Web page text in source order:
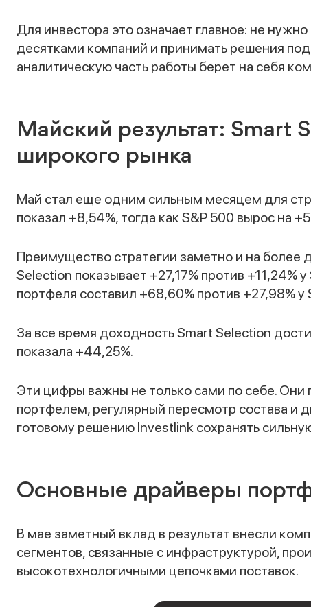
Для инвестора это означает главное: не
десятками компаний и принимать решения
аналитическую часть работы берет на себя
Майский результат: Smart
широкого рынка
Май стал еще одним сильным месяцем для
показал +8,54%, тогда как S&P 500 вырос на
Преимущество стратегии заметно и на более
Selection показывает +27,17% против +11,24%
портфеля составил +68,60% против +27,98% у
За все время доходность Smart Selection
показала +44,25%.
Эти цифры важны не только сами по себе. Они
портфелем, регулярный пересмотр состава и
готовому решению Investlink сохранять
Основные драйверы
В мае заметный вклад в результат внесли
сегментов, связанные с инфраструктурой,
высокотехнологичными цепочками поставок.